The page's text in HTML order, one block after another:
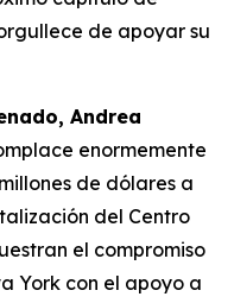
de apoyar su
Andrea
enormemente
de dólares a
del Centro
el compromiso
York con el apoyo a